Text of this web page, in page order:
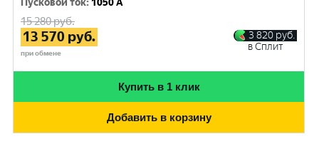
Пусковой ток: 1050 A
15 280руб.
13 570 руб.
при обмене
3 820 руб.
в Сплит
Купить в 1 клик
Добавить в корзину